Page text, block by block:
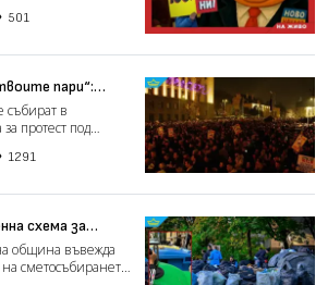
501
пари“:
София за
събират в
протест под
1291
схема за
заради
община въвежда
сметосъбирането